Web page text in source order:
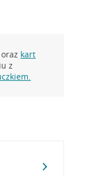
kart
z